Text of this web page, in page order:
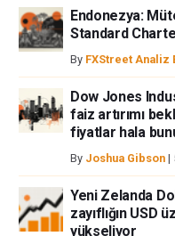
bilgilerin kullanımı nedeniyle
çıkabilecek herhangi bir kar
herhangi bir kayıp ya da
Endonezya:
Standard
By FXStreet Analiz
Dow Jones
faiz artırımı
fiyatlar hala
By Joshua Gibson |
Yeni Zelanda
zayıflığın USD
yükseliyor